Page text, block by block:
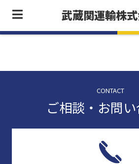
ホームページをリニューアルしまし
CONTACT
ご相談・お問
武蔵関運輸株